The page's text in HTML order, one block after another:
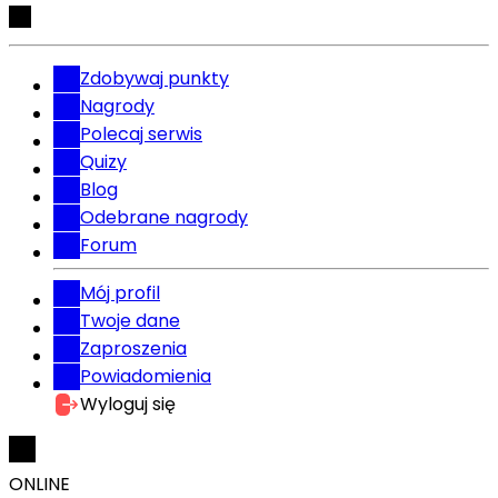
Zdobywaj punkty
Nagrody
Polecaj serwis
Quizy
Blog
Odebrane nagrody
Forum
Mój profil
Twoje dane
Zaproszenia
Powiadomienia
Wyloguj się
ONLINE